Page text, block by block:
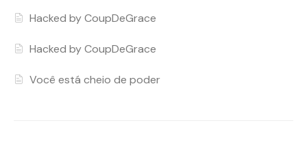
Hacked by CoupDeGrace
Hacked by CoupDeGrace
Você está cheio de poder